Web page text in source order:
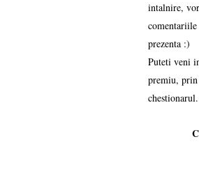
intalnire,
prezenta :)
Puteti veni
premiu, prin
chestionarul.